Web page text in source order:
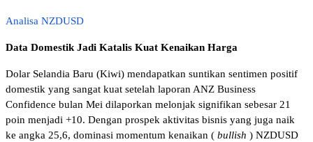
Analisa NZDUSD
Data Domestik Jadi Katalis Kuat Kenaikan Harga
Dolar Selandia Baru (Kiwi) mendapatkan suntikan sentimen positif
domestik yang sangat kuat setelah laporan ANZ Business
Confidence bulan Mei dilaporkan melonjak signifikan sebesar 21
poin menjadi +10. Dengan prospek aktivitas bisnis yang juga naik
ke angka 25,6, dominasi momentum kenaikan ( bullish ) NZDUSD